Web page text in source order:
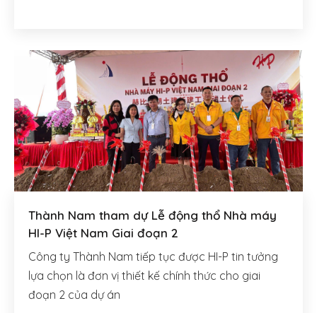
Thành Nam tham dự Lễ động thổ Nhà máy
HI-P Việt Nam Giai đoạn 2
Công ty Thành Nam tiếp tục được HI-P tin tưởng
lựa chọn là đơn vị thiết kế chính thức cho giai
đoạn 2 của dự án